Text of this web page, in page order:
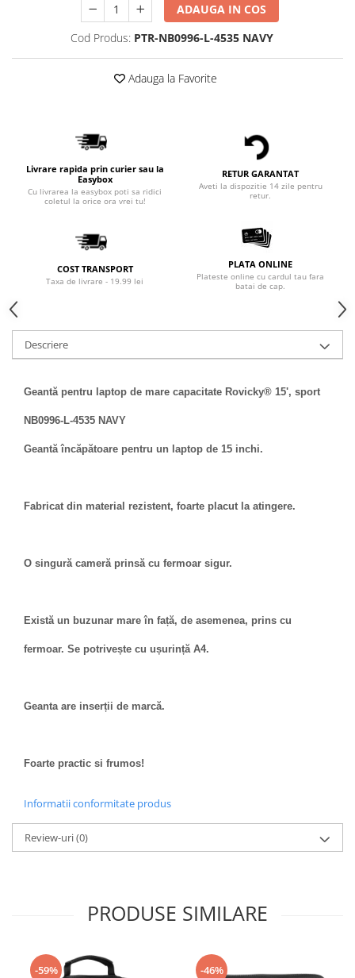
ADAUGA IN COS
Cod Produs: PTR-NB0996-L-4535 NAVY
Adauga la Favorite
Livrare rapida prin curier sau la
Easybox
Cu livrarea la easybox poti sa ridici
coletul la orice ora vrei tu!
RETUR GARANTAT
Aveti la dispozitie 14 zile pentru
retur.
COST TRANSPORT
Taxa de livrare - 19.99 lei
PLATA ONLINE
Plateste online cu cardul tau fara
batai de cap.
Descriere
Geantă pentru laptop de mare capacitate Rovicky® 15', sport
NB0996-L-4535 NAVY
Geantă încăpătoare pentru un laptop de 15 inchi.
Fabricat din material rezistent, foarte placut la atingere.
O singură cameră prinsă cu fermoar sigur.
Există un buzunar mare în față, de asemenea, prins cu
fermoar. Se potrivește cu ușurință A4.
Geanta are inserții de marcă.
Foarte practic si frumos!
Informatii conformitate produs
Review-uri(0)
PRODUSE SIMILARE
-59% -46%